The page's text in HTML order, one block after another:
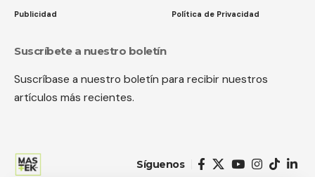
Publicidad Política de Privacidad
Suscríbete a nuestro boletín
Suscríbase a nuestro boletín para recibir nuestros
artículos más recientes.
Síguenos